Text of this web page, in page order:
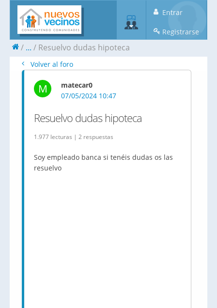
Entrar
Registrarse
... Resuelvo dudas hipoteca
Volver al foro
M
matecar0
07/05/2024 10:47
Resuelvo dudas hipoteca
1.977 lecturas | 2 respuestas
Soy empleado banca si tenéis dudas os las
resuelvo